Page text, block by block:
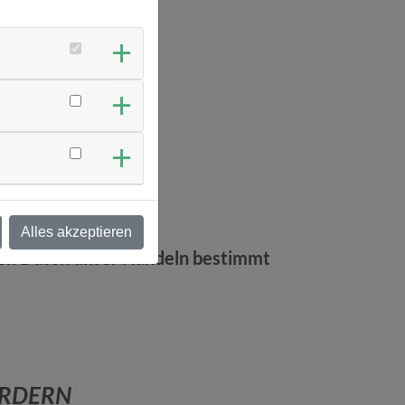
Daten unser Handeln bestimmt
Alles akzeptieren